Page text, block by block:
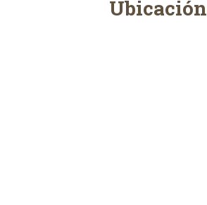
Ubicación